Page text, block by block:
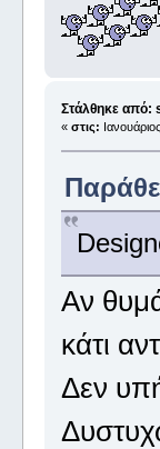
Στάλθηκε από:
« στις:
Αν
κάτι
Δεν